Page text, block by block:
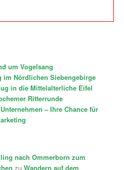
um Vogelsang
im Nördlichen Siebengebirge
in die Mittelalterliche Eifel
Ritterrunde
– Ihre Chance für
nach Ommerborn zum
zuWandern auf dem